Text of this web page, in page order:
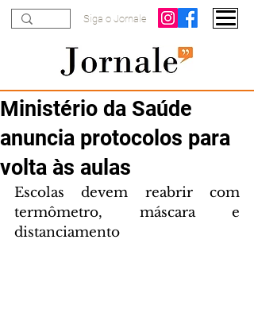
Siga o Jornale
Ministério da Saúde
anuncia protocolos para
volta às aulas
Escolas devem reabrir com
termômetro, máscara e
distanciamento